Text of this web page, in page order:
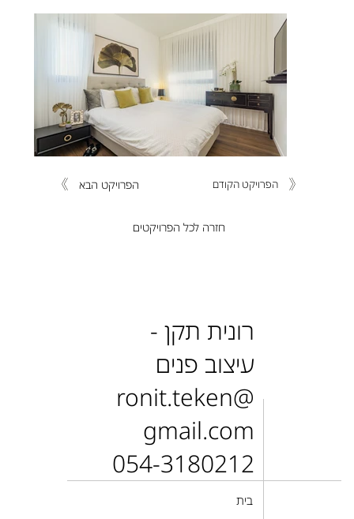
הפרויקט הבא הפרויקט הקודם
חזרה לכל הפרויקטים
בית
רונית תקן -
עיצוב פנים
ronit.teken@
gmail.com
054-3180212